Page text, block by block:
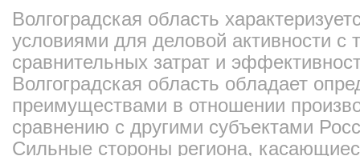
Волгоградская область
условиями для деловой активности с
сравнительных затрат и
Волгоградская область обладает
преимуществами в отношении
сравнению с другими субъектами
Сильные стороны региона,